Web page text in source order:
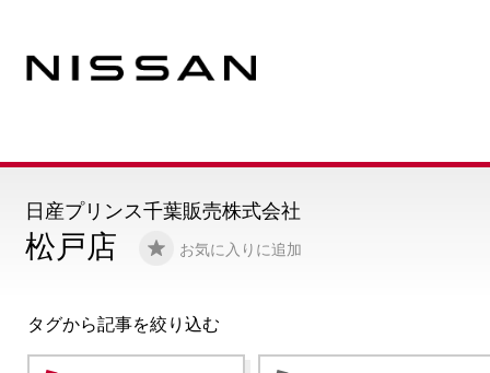
松戸店 お気に入りに追加
日産プリンス千葉販売株式会社
タグから記事を絞り込む